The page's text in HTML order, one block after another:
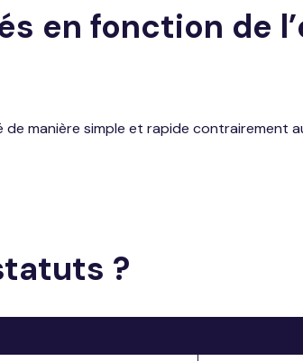
en fonction de
manière simple et rapide contrairement
?